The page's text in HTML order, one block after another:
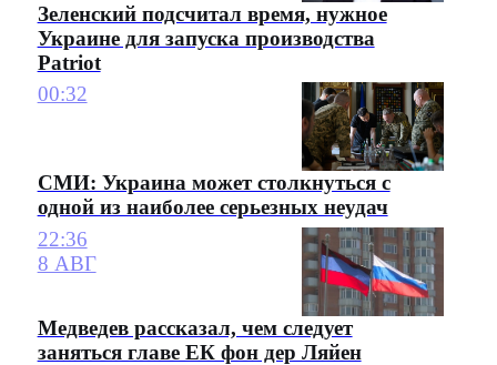
Зеленский подсчитал время, нужное
Украине для запуска производства
Patriot
00:32
СМИ: Украина может столкнуться с
одной из наиболее серьезных неудач
22:36
8 АВГ
Медведев рассказал, чем следует
заняться главе ЕК фон дер Ляйен